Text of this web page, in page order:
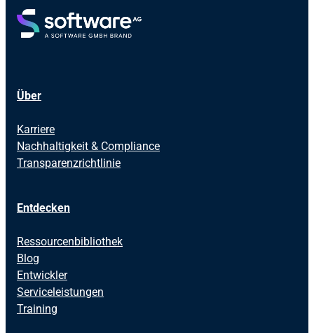
Über
Karriere
Nachhaltigkeit & Compliance
Transparenzrichtlinie
Entdecken
Ressourcenbibliothek
Blog
Entwickler
Serviceleistungen
Training